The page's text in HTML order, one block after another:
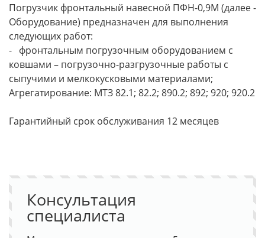
Погрузчик фронтальный навесной ПФН-0,9М (далее -
Оборудование) предназначен для выполнения
следующих работ:
- фронтальным погрузочным оборудованием с
ковшами – погрузочно-разгрузочные работы с
сыпучими и мелкокусковыми материалами;
Агрегатирование: МТЗ 82.1; 82.2; 890.2; 892; 920; 920.2
Гарантийный срок обслуживания 12 месяцев
Консультация
специалиста